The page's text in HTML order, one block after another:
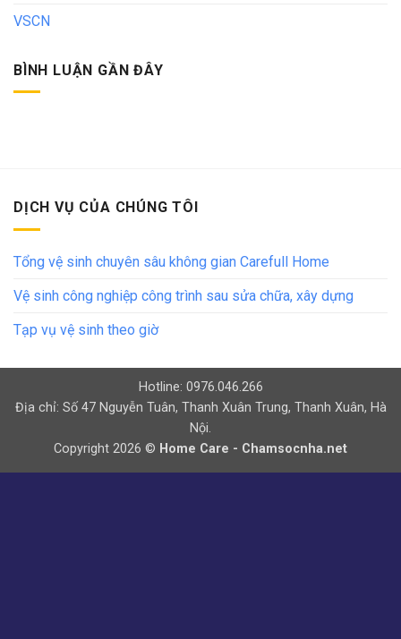
VSCN
BÌNH LUẬN GẦN ĐÂY
DỊCH VỤ CỦA CHÚNG TÔI
Tổng vệ sinh chuyên sâu không gian Carefull Home
Vệ sinh công nghiệp công trình sau sửa chữa, xây dựng
Tạp vụ vệ sinh theo giờ
Hotline: 0976.046.266
Địa chỉ: Số 47 Nguyễn Tuân, Thanh Xuân Trung, Thanh Xuân, Hà
Nội.
Copyright 2026 © Home Care - Chamsocnha.net